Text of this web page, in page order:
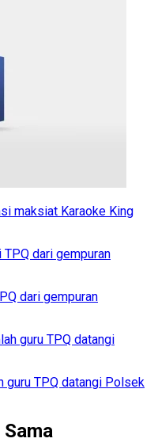
maksiat Karaoke King
dari gempuran
guru TPQ datangi Polsek